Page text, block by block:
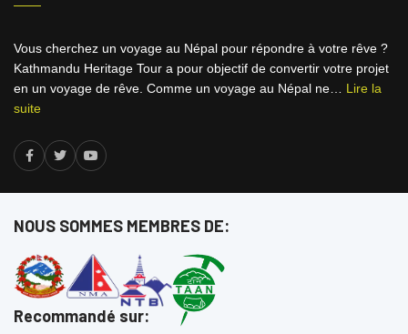
Vous cherchez un voyage au Népal pour répondre à votre rêve ?
Kathmandu Heritage Tour a pour objectif de convertir votre projet
en un voyage de rêve. Comme un voyage au Népal ne… Lire la
suite
NOUS SOMMES MEMBRES DE:
Recommandé sur: